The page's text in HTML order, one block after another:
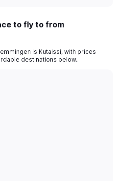
to fly to from
is Kutaissi, with prices
destinations below.